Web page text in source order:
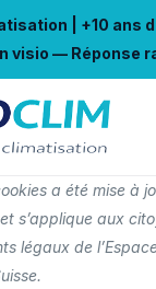
| +10 ans
visio — Réponse
a été mise à
s’applique aux
légaux de